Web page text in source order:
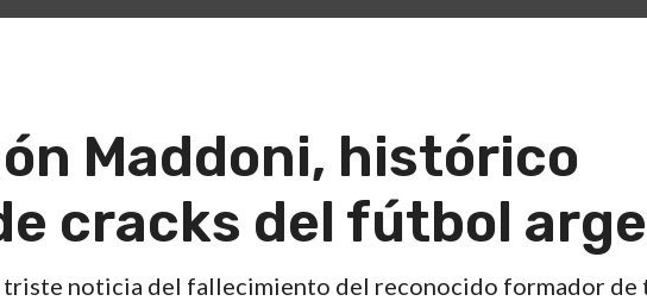
Maddoni, histórico
cracks del fútbol
triste noticia del fallecimiento del reconocido formador de